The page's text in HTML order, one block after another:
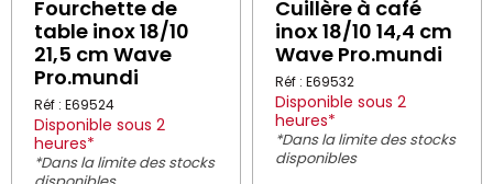
Fourchette de
table inox 18/10
21,5 cm Wave
Pro.mundi
Réf : E69524
Disponible sous 2
heures*
*Dans la limite des stocks
Cuillère à café
inox 18/10 14,4 cm
Wave Pro.mundi
Réf : E69532
Disponible sous 2
heures*
*Dans la limite des stocks
disponibles